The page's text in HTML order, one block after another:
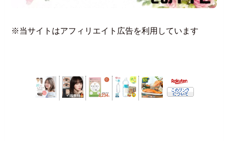
※当サイトはアフィリエイト広告を利用しています